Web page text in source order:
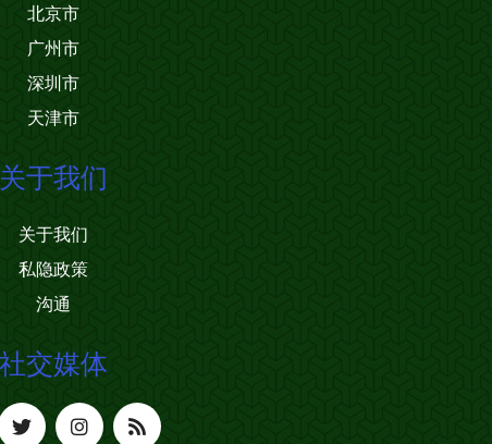
北京市
广州市
深圳市
天津市
关于我们
关于我们
私隐政策
沟通
社交媒体